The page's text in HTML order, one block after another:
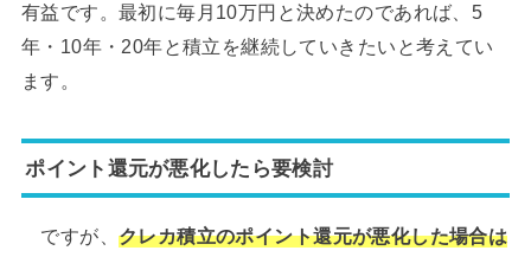
有益です。最初に毎月10万円と決めたのであれば、5
年・10年・20年と積立を継続していきたいと考えてい
ます。
ポイント還元が悪化したら要検討
ですが、 クレカ積立のポイント還元が悪化した場合は